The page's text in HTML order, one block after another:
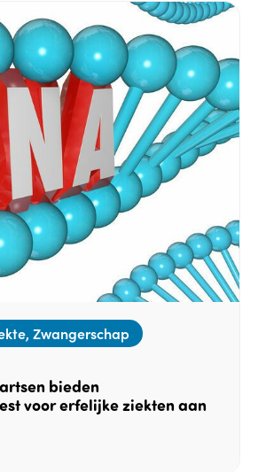
Zwangerschap
bieden
voor erfelijke ziekten aan